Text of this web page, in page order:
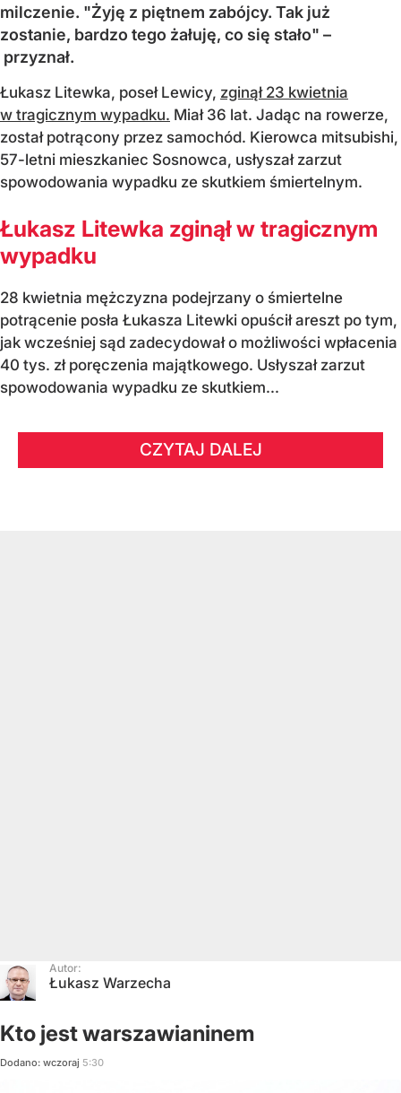
milczenie. "Żyję z piętnem zabójcy. Tak już
zostanie, bardzo tego żałuję, co się stało" –
przyznał.
Łukasz Litewka, poseł Lewicy, zginął 23 kwietnia
w tragicznym wypadku. Miał 36 lat. Jadąc na rowerze,
został potrącony przez samochód. Kierowca mitsubishi,
57-letni mieszkaniec Sosnowca, usłyszał zarzut
spowodowania wypadku ze skutkiem śmiertelnym.
Łukasz Litewka zginął w tragicznym
wypadku
28 kwietnia mężczyzna podejrzany o śmiertelne
potrącenie posła Łukasza Litewki opuścił areszt po tym,
jak wcześniej sąd zadecydował o możliwości wpłacenia
40 tys. zł poręczenia majątkowego. Usłyszał zarzut
spowodowania wypadku ze skutkiem...
CZYTAJ DALEJ
Autor:
Łukasz Warzecha
Kto jest warszawianinem
Dodano: wczoraj 5:30